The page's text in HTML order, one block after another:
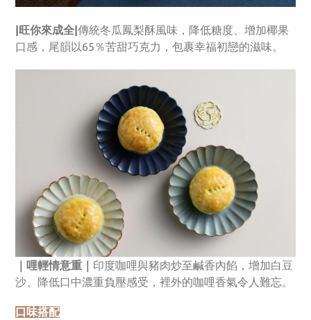
|旺你來成全| 傳統冬瓜鳳梨酥風味，降低糖度、增加椰果
口感，尾韻以65％苦甜巧克力，包裹幸福初戀的滋味。
｜哩輕情意重｜ 印度咖哩與豬肉炒至鹹香內餡，增加白豆
沙、降低口中濃重負壓感受，裡外的咖哩香氣令人難忘。
口味搭配